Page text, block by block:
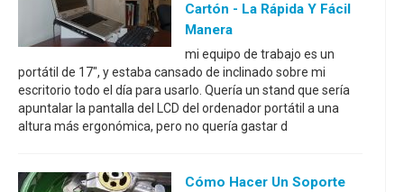
Cartón - La Rápida Y Fácil
Manera
mi equipo de trabajo es un
portátil de 17", y estaba cansado de inclinado sobre mi
escritorio todo el día para usarlo. Quería un stand que sería
apuntalar la pantalla del LCD del ordenador portátil a una
altura más ergonómica, pero no quería gastar d
Cómo Hacer Un Soporte